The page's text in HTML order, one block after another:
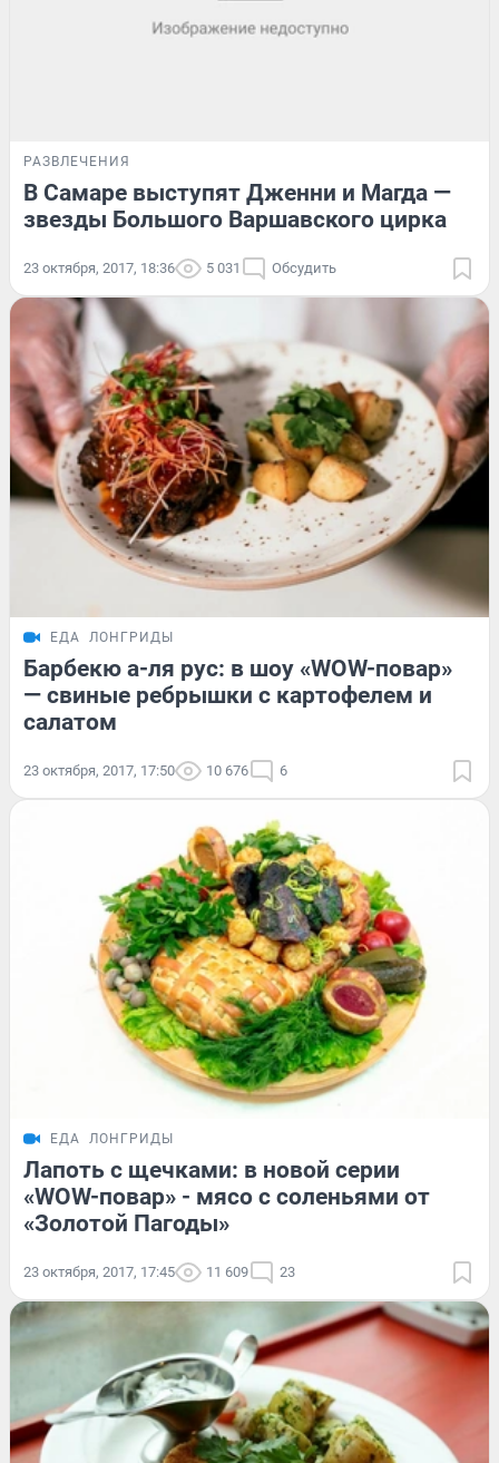
РАЗВЛЕЧЕНИЯ
В Самаре выступят Дженни и Магда —
звезды Большого Варшавского цирка
23 октября, 2017, 18:36 5 031 Обсудить
ЕДА ЛОНГРИДЫ
Барбекю а-ля рус: в шоу «WOW-повар»
— свиные ребрышки с картофелем и
салатом
23 октября, 2017, 17:50 10 676 6
ЕДА ЛОНГРИДЫ
Лапоть с щечками: в новой серии
«WOW-повар» - мясо с соленьями от
«Золотой Пагоды»
23 октября, 2017, 17:45 11 609 23